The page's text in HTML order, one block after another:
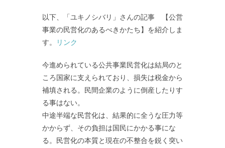
以下、「ユキノシバリ」さんの記事 【公営
事業の民営化のあるべきかたち】を紹介しま
す。
リンク
今進められている公共事業民営化は結局のと
ころ国家に支えられており、損失は税金から
補填される。民間企業のように倒産したりす
る事はない。
中途半端な民営化は、結果的に全うな圧力等
かからず、その負担は国民にかかる事にな
る。民営化の本質と現在の不整合を鋭く突い